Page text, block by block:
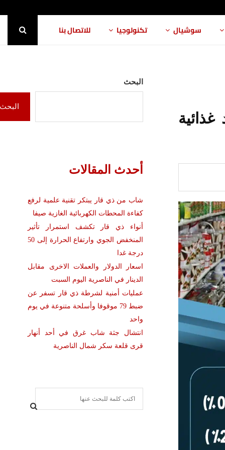
سوشيال تكنولوجيا للاتصال بنا
البحث
أحدث المقالات
شاب من ذي قار يبتكر تقنية علمية لرفع
كفاءة المحطات الكهربائية الغازية صيفا
أنواء ذي قار تكشف استمرار تأثير
المنخفض الجوي وارتفاع الحرارة إلى 50
درجة غدا
اسعار الدولار والعملات الاخرى مقابل
الدينار في الناصرية اليوم السبت
عمليات أمنية لشرطة ذي قار تسفر عن
ضبط 79 موقوفا وأسلحة متنوعة في يوم
واحد
انتشال جثة شاب غرق في أحد أنهار
قرى قلعة سكر شمال الناصرية